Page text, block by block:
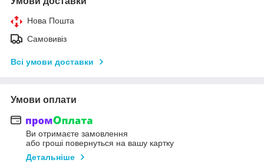
Нова Пошта
Самовивіз
Всі умови доставки
Умови оплати
Ви отримаєте замовлення
або гроші повернуться на вашу картку
Детальніше